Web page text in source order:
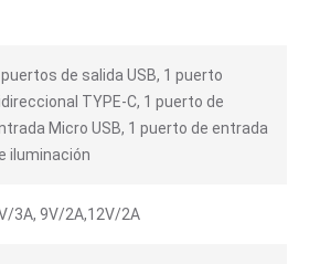
puertos de salida USB, 1 puerto
TYPE-C, 1 puerto de
Micro USB, 1 puerto de entrada
iluminación
3A, 9V/2A,12V/2A